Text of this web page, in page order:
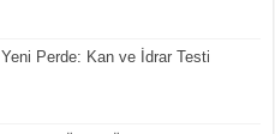
Perde: Kan ve İdrar Testi